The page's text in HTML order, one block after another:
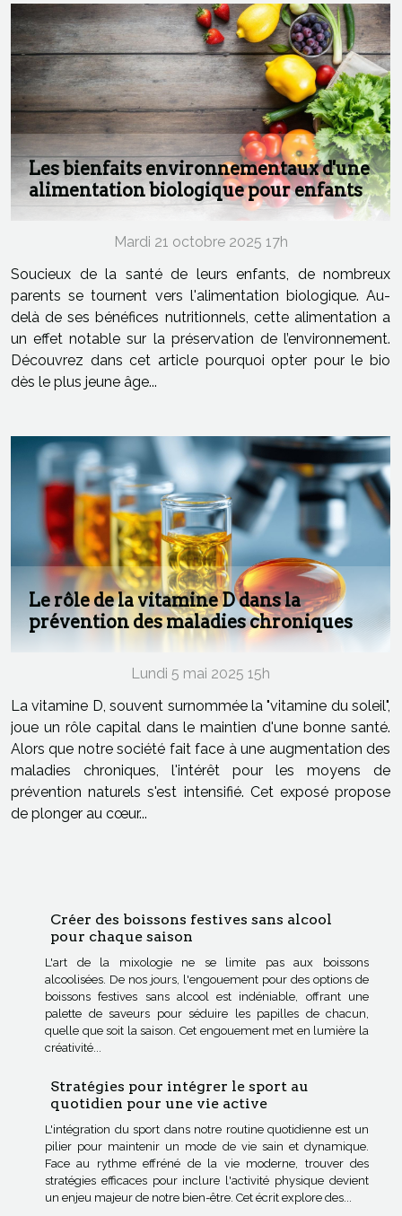
Les bienfaits environnementaux d'une
alimentation biologique pour enfants
Mardi 21 octobre 2025 17h
Soucieux de la santé de leurs enfants, de nombreux
parents se tournent vers l'alimentation biologique. Au-
delà de ses bénéfices nutritionnels, cette alimentation a
un effet notable sur la préservation de l’environnement.
Découvrez dans cet article pourquoi opter pour le bio
dès le plus jeune âge...
Le rôle de la vitamine D dans la
prévention des maladies chroniques
Lundi 5 mai 2025 15h
La vitamine D, souvent surnommée la "vitamine du soleil",
joue un rôle capital dans le maintien d'une bonne santé.
Alors que notre société fait face à une augmentation des
maladies chroniques, l'intérêt pour les moyens de
prévention naturels s'est intensifié. Cet exposé propose
de plonger au cœur...
Créer des boissons festives sans alcool
pour chaque saison
L'art de la mixologie ne se limite pas aux boissons
alcoolisées. De nos jours, l'engouement pour des options de
boissons festives sans alcool est indéniable, offrant une
palette de saveurs pour séduire les papilles de chacun,
quelle que soit la saison. Cet engouement met en lumière la
créativité...
Stratégies pour intégrer le sport au
quotidien pour une vie active
L'intégration du sport dans notre routine quotidienne est un
pilier pour maintenir un mode de vie sain et dynamique.
Face au rythme effréné de la vie moderne, trouver des
stratégies efficaces pour inclure l'activité physique devient
un enjeu majeur de notre bien-être. Cet écrit explore des...